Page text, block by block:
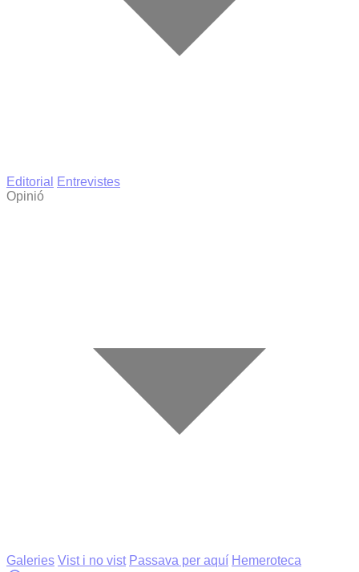
Editorial
Entrevistes
Opinió
Galeries Vist i no vist Passava per aquí Hemeroteca